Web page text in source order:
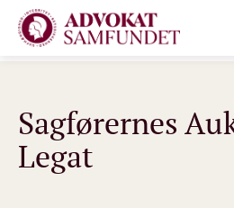
Sagførernes
Legat